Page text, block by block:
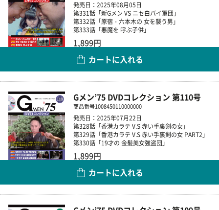
発売日：2025年08月05日
第331話「新Gメン VS ニセ白バイ軍団」
第332話「原宿・六本木の 女を襲う男」
第333話「悪魔を 呼ぶ子供」
1,899円
カートに入れる
Gメン’75 DVDコレクション 第110号
商品番号1008450110000000
発売日：2025年07月22日
第328話「香港カラテ V.S 赤い手裏剣の女」
第329話「香港カラテ V.S 赤い手裏剣の女 PART2」
第330話「19才の 金髪美女強盗団」
1,899円
カートに入れる